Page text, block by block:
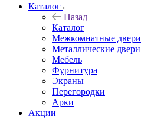
Каталог
Назад
Каталог
Межкомнатные двери
Металлические двери
Мебель
Фурнитура
Экраны
Перегородки
Арки
Акции